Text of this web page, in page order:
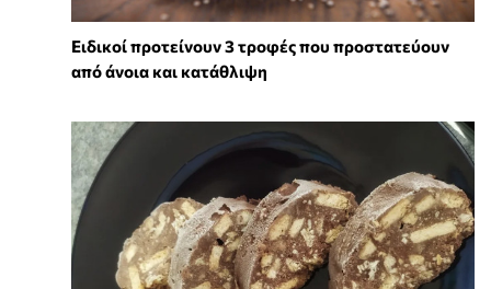
Ειδικοί προτείνουν 3 τροφές που προστατεύουν
από άνοια και κατάθλιψη